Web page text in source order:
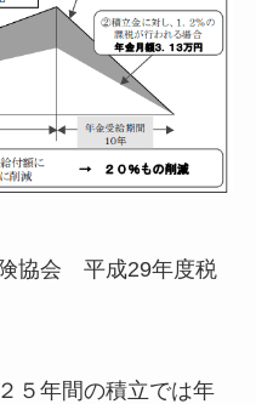
協会 平成29年度税
５年間の積立では年